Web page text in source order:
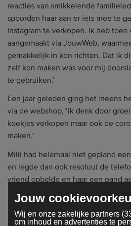
reacties van smikkelende
spoorden haar aan er iets mee te
Instagram te verkopen. Ik heb
aangemaakt via JouwWeb,
gemakkelijk in kon richten. Dat ik
zelf kon maken was voor mij
te gebruiken.’
Een jaar geleden ging het ineens
via de webshop, ‘ik denk door
koekjes verkopen maar ook de
maken.’
Milli had helemaal niet gepland
en legde dan ook resoluut de
vriend opbelde en haar een pand
spijt. ‘Misschien is het toch wel wat
terug en zei wel interesse te
Jouw
Wij en onze zakelijke partners
om inhoud en advertenties te